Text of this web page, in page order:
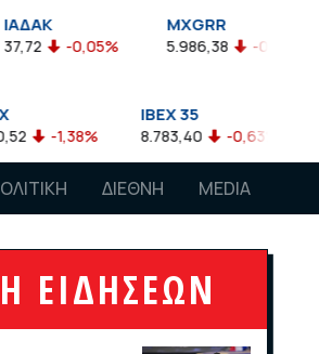
-0,05% 5.986,38 -0,23%
8.783,40 -0,63% 4.007,68
ΔΙΕΘΝΗ MEDIA
ΕΙΔΗΣΕΩΝ